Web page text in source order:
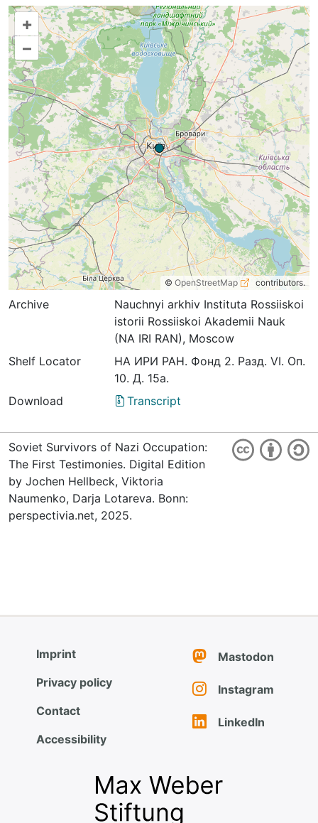
+
–
© OpenStreetMap contributors.
Archive
Nauchnyi arkhiv Instituta Rossiiskoi
istorii Rossiiskoi Akademii Nauk
(NA IRI RAN), Moscow
Shelf Locator
НА ИРИ РАН. Фонд 2. Разд. VI. Оп.
10. Д. 15а.
Download
Transcript
Soviet Survivors of Nazi Occupation:
The First Testimonies. Digital Edition
by Jochen Hellbeck, Viktoria
Naumenko, Darja Lotareva. Bonn:
perspectivia.net, 2025.
Imprint
Privacy policy
Contact
Accessibility
Mastodon
Instagram
LinkedIn